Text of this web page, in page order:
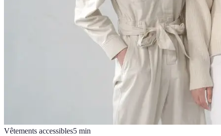
Vêtements accessibles5 min